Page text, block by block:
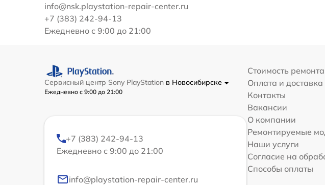
info@nsk.playstation-repair-center.ru
+7 (383) 242-94-13
Ежедневно с 9:00 до 21:00
Сервисный центр Sony PlayStation в Новосибирске
Ежедневно с 9:00 до 21:00
+7 (383) 242-94-13
Ежедневно с 9:00 до 21:00
info@playstation-repair-center.ru
Стоимость ремонта
Оплата и доставка
Контакты
Вакансии
О компании
Ремонтируемые
Наши услуги
Согласие на
Способы оплаты